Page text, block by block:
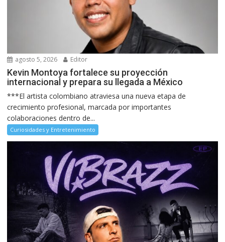
agosto 5, 2026 Editor
Kevin Montoya fortalece su proyección
internacional y prepara su llegada a México
***El artista colombiano atraviesa una nueva etapa de
crecimiento profesional, marcada por importantes
colaboraciones dentro de...
Curiosidades y Entretenimiento